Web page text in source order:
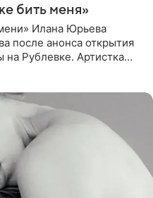
бить меня»
Илана Юрьева
после анонса открытия
на Рублевке. Артистка